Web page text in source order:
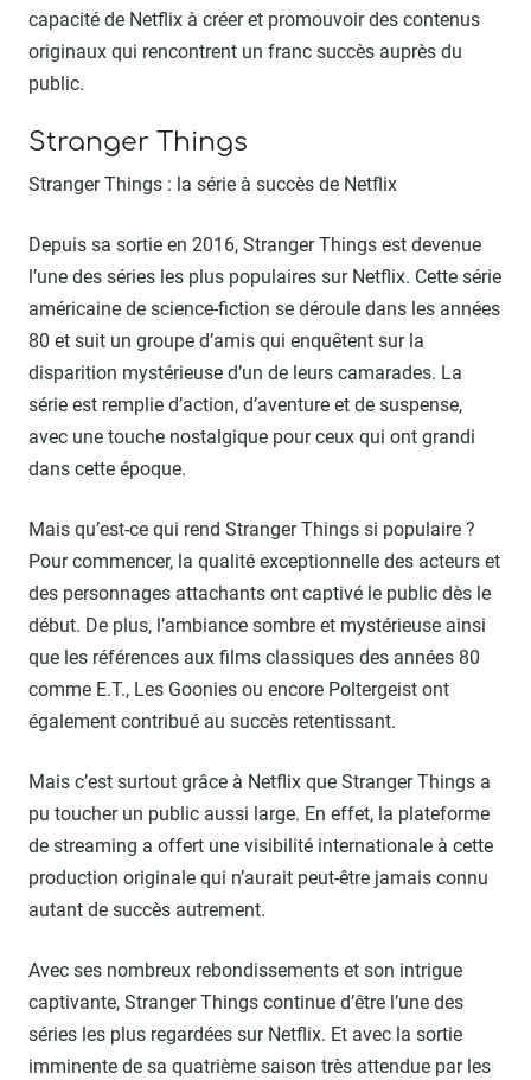
capacité de Netflix à créer et promouvoir des contenus
originaux qui rencontrent un franc succès auprès du
public.
Stranger Things
Stranger Things : la série à succès de Netflix
Depuis sa sortie en 2016, Stranger Things est devenue
l’une des séries les plus populaires sur Netflix. Cette série
américaine de science-fiction se déroule dans les années
80 et suit un groupe d’amis qui enquêtent sur la
disparition mystérieuse d’un de leurs camarades. La
série est remplie d’action, d’aventure et de suspense,
avec une touche nostalgique pour ceux qui ont grandi
dans cette époque.
Mais qu’est-ce qui rend Stranger Things si populaire ?
Pour commencer, la qualité exceptionnelle des acteurs et
des personnages attachants ont captivé le public dès le
début. De plus, l’ambiance sombre et mystérieuse ainsi
que les références aux films classiques des années 80
comme E.T., Les Goonies ou encore Poltergeist ont
également contribué au succès retentissant.
Mais c’est surtout grâce à Netflix que Stranger Things a
pu toucher un public aussi large. En effet, la plateforme
de streaming a offert une visibilité internationale à cette
production originale qui n’aurait peut-être jamais connu
autant de succès autrement.
Avec ses nombreux rebondissements et son intrigue
captivante, Stranger Things continue d’être l’une des
séries les plus regardées sur Netflix. Et avec la sortie
imminente de sa quatrième saison très attendue par les